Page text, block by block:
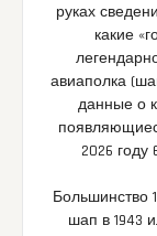
руках
какие
авиаполка
данные о
2026
Большинство
шап в 1943